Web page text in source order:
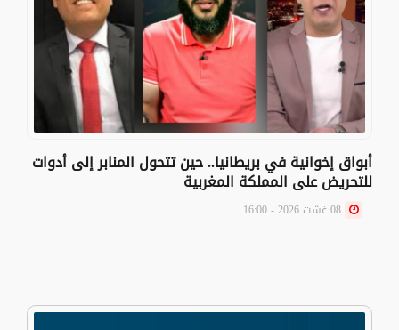
أبواق إخوانية في بريطانيا.. حين تتحول المنابر إلى أدوات
للتحريض على المملكة المغربية